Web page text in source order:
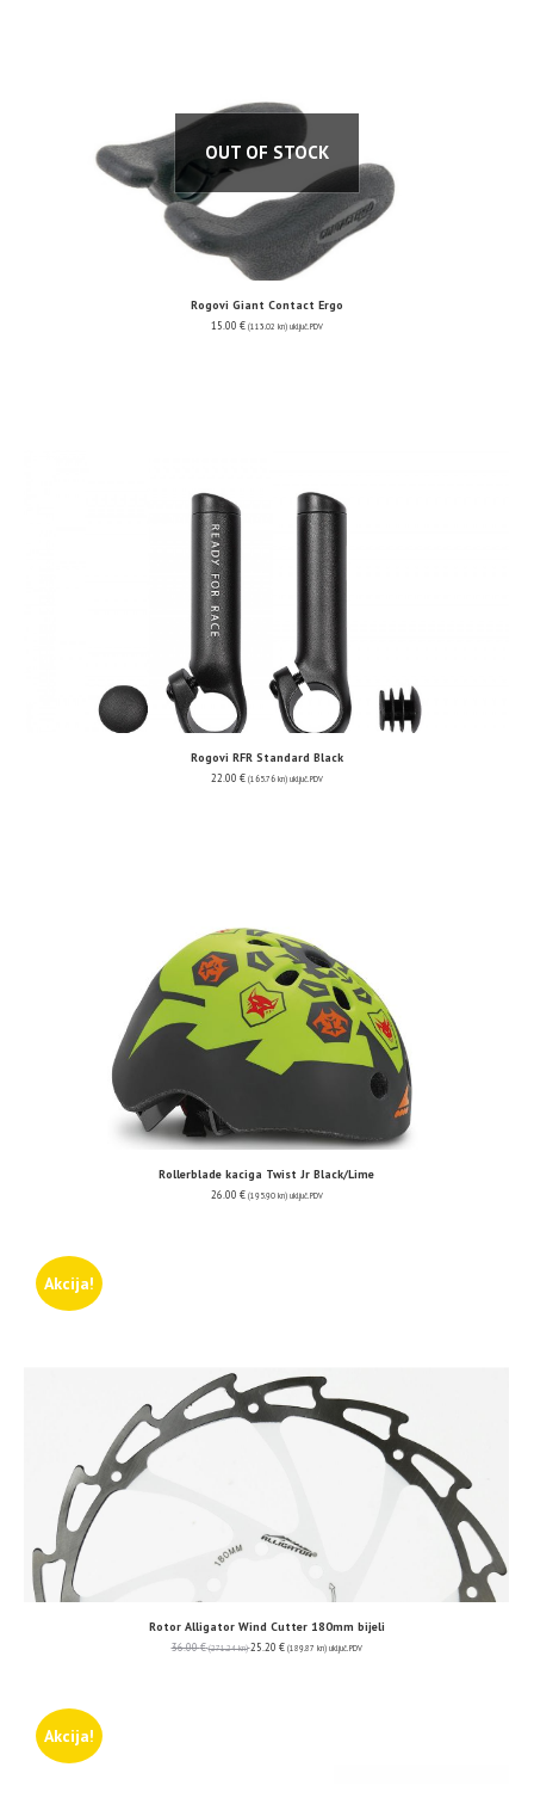
OUT OF STOCK
Rogovi Giant Contact Ergo
15.00 € (113.02 kn) uključ. PDV
Rogovi RFR Standard Black
22.00 € (165.76 kn) uključ. PDV
Rollerblade kaciga Twist Jr Black/Lime
26.00 € (195.90 kn) uključ. PDV
Akcija!
Rotor Alligator Wind Cutter 180mm bijeli
36.00€ (271.24 kn) 25.20 € (189.87 kn) uključ. PDV
Akcija!